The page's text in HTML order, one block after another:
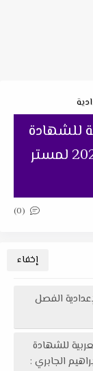
للشهادة
الإعدادية الفصل الدراسي الأول 2026 لمستر
(0)
الفصل
للشهادة